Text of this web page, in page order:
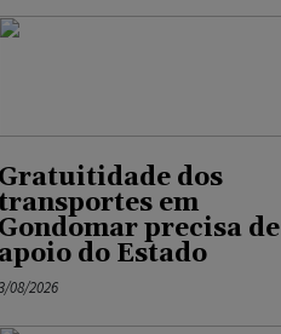
Gratuitidade dos
em
Gondomar precisa de
apoio do Estado
08/2026